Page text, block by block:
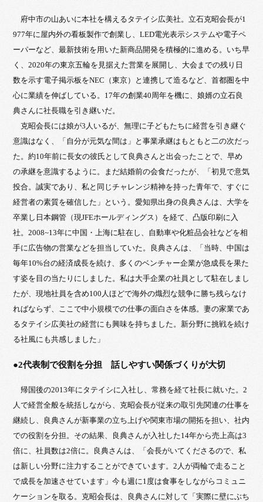
府中市の山あいに本社を構えるタテイシ広美社。立石克昭会長が1
977年に屋内外の看板製作で創業し、LED電光表示システムや電子ペ
ーパーなど、最新技術を用いた新商品開発を積極的に進める。いち早
く、2020年の東京五輪を見据えた営業を展開し、大会までの残り日
数を示す電子掲示板をNEC（東京）と連携して造るなど、首都圏を中
心に業績を伸ばしている。17年の創業40周年を機に、娘婿の立石良
典さんに社長職を引き継いだ。
克昭会長には娘が3人いるが、無理に子どもたちに経営を引き継ぐ
意識はなく、「自分が元気な間は」と事業承継はもともと二の次だっ
た。約10年前に長女の彼氏として良典さんと出会ったことで、早め
の承継を意識するように。まだ結婚前の会食だったが、「初見で意気
投合。誠実であり、私と同じチャレンジ精神を持った青年で、すぐに
経営者の素質を確信した」という。愛知県出身の良典さんは、大学を
卒業し日本鋼管（現JFEホールディングス）を経て、凸版印刷に入
社。2008~13年に中国・上海に駐在し、自動車や化粧品会社などを相
手に広告物の営業などを担当していた。良典さんは、「当時、中国は
毎年10%台の経済成長を続け、多くのベンチャー企業が急成長を果た
す姿を目の当たりにしました。私は大手企業の社員として駐在しまし
たが、現地社員を含め100人ほどで海外の熾烈な競争に勝ち残らなけ
ればならず、ここで中小規模での仕事の面白さを体感。妻の家業であ
るタテイシ広美社の経営にも興味を持ちました。新分野に挑戦を続け
る社風にも共感しました」
●2代表制で役割を分担 話しやすい関係づくりが大切
帰国後の2013年にタテイシに入社し、常務を経て社長に就いた。2
人で経営全般を統括しながら、克昭会長が従来の取引先関連の仕事を
継続し、良典さんが新事業の立ち上げや関東市場の開拓を担い、社内
での役割を分担。その結果、良典さんが入社した14年から売上高は3
倍に、社員数は2倍に。良典さんは、「会長がいてくださるので、私
は新しい分野に注力することができています。2人が両輪で走ること
で成長を加速させています」今も週に1度は食事をしながらコミュニ
ケーションを取る。克昭会長は、良典さんに対して「実際に壁にぶち